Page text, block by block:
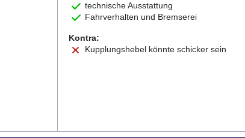
technische Ausstattung
Fahrverhalten und Bremserei
Kontra:
Kupplungshebel könnte schicker sein